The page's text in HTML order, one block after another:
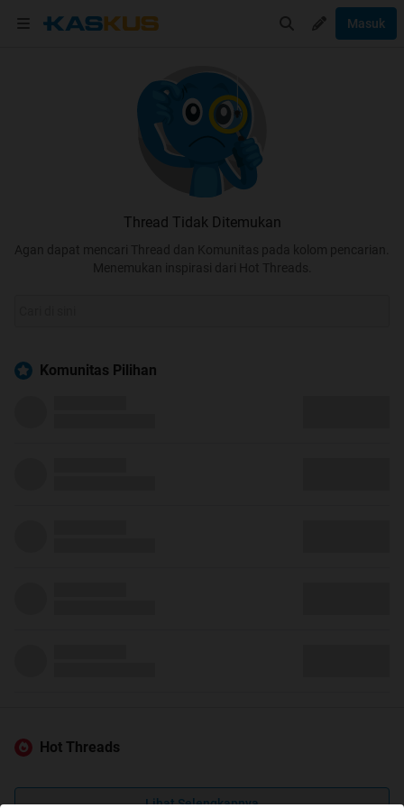
Masuk
Thread Tidak Ditemukan
Agan dapat mencari Thread dan Komunitas pada kolom pencarian.
Menemukan inspirasi dari Hot Threads.
Komunitas Pilihan
Hot Threads
Lihat Selengkapnya